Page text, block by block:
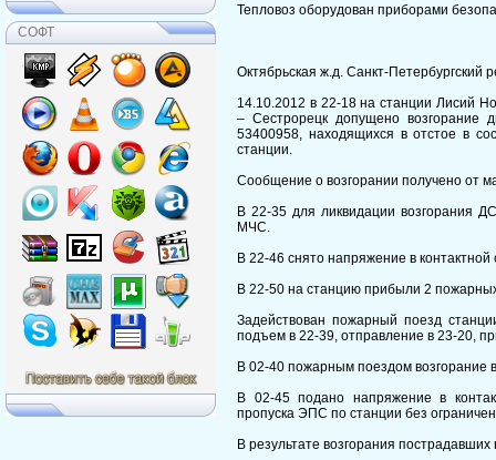
СОФТ
Тепловоз оборудован приборами
Октябрьская ж.д. Санкт-Петербургский
14.10.2012 в 22-18 на станции Лисий
– Сестрорецк допущено
53400958, находящихся в отстое в
станции.
Сообщение о возгорании получено от
В 22-35 для ликвидации возгорания
МЧС.
В 22-46 снято напряжение в
В 22-50 на станцию прибыли 2
Задействован пожарный поезд
подъем в 22-39, отправление в 23-20,
В 02-40 пожарным поездом
В 02-45 подано напряжение в
пропуска ЭПС по станции без
В результате возгорания